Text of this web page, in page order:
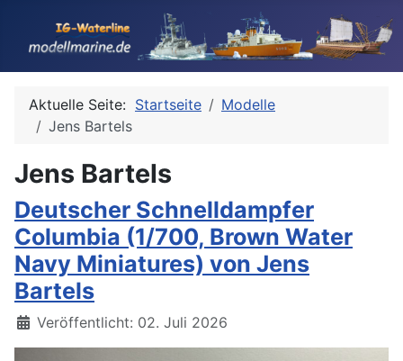
Aktuelle Seite: Startseite
Modelle
Jens Bartels
Jens Bartels
Deutscher Schnelldampfer
Columbia (1/700, Brown Water
Navy Miniatures) von Jens
Bartels
Details
Veröffentlicht: 02. Juli 2026